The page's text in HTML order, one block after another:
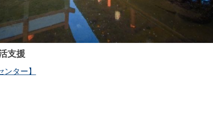
支援
ンター】